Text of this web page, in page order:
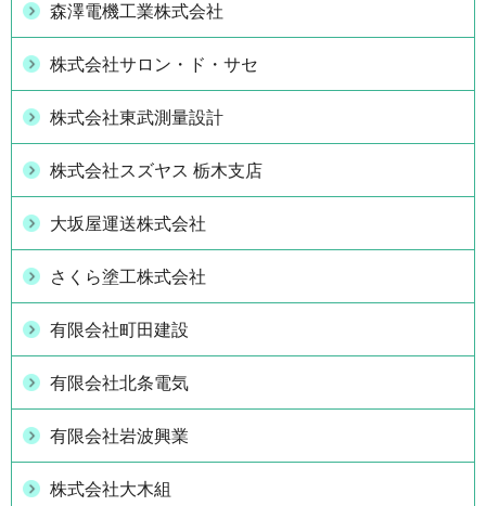
森澤電機工業株式会社
株式会社サロン・ド・サセ
株式会社東武測量設計
株式会社スズヤス 栃木支店
大坂屋運送株式会社
さくら塗工株式会社
有限会社町田建設
有限会社北条電気
有限会社岩波興業
株式会社大木組